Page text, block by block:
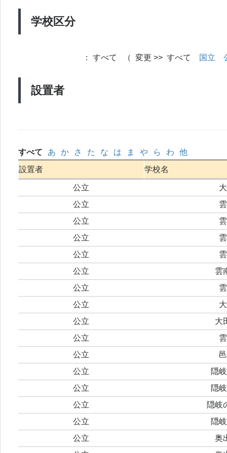
学校区分
設置者
： すべて （ 変更 >> すべて 国立
すべて あ か さ た な は ま や ら わ
他
設置者
学校名
公立
公立
公立
公立
公立
公立
雲
公立
公立
公立
大
公立
公立
公立
隠
公立
隠
公立
隠岐
公立
隠
公立
奥